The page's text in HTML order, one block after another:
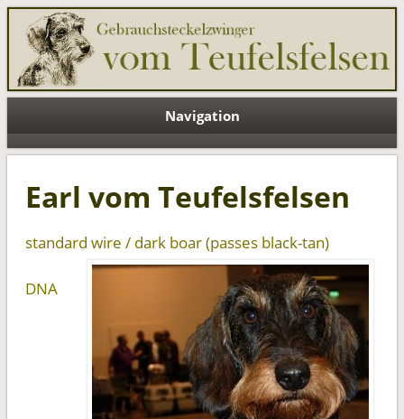
Teufelsfelsen EN
Navigation
Earl vom Teufelsfelsen
standard wire / dark boar (passes black-tan)
DNA